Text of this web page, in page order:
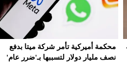
محكمة أميركية تأمر شركة ميتا بدفع
نصف مليار دولار لتسببها بـ'ضرر عام'